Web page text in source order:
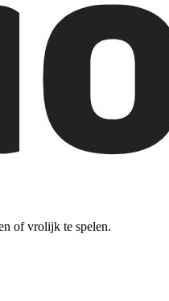
of vrolijk te spelen.